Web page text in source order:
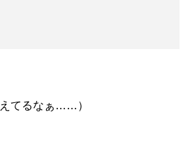
えてるなぁ……）